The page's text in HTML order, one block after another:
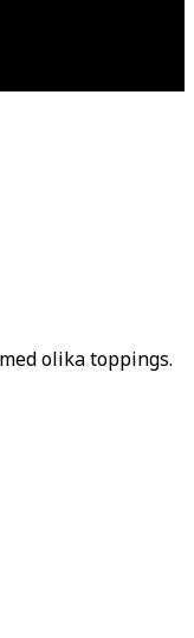
olika toppings.